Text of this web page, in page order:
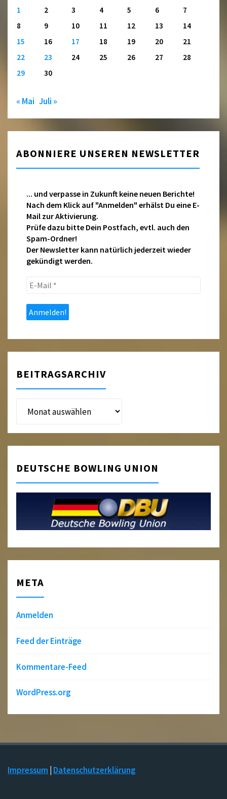
1
2 3 4 5 6
7
8
9 10 11 12 13
14
15
16 17 18 19 20
21
22
23 24 25 26 27
28
29
30
« Mai Juli »
ABONNIERE UNSEREN NEWSLETTER
... und verpasse in Zukunft keine neuen Berichte!
Nach dem Klick auf "Anmelden" erhälst Du eine E-
Mail zur Aktivierung.
Prüfe dazu bitte Dein Postfach, evtl. auch den
Spam-Ordner!
Der Newsletter kann natürlich jederzeit wieder
gekündigt werden.
E-
*
BEITRAGSARCHIV
Beitragsarchiv
DEUTSCHE BOWLING UNION
META
Anmelden
Feed der Einträge
Kommentare-Feed
WordPress.org
Impressum Datenschutzerklärung